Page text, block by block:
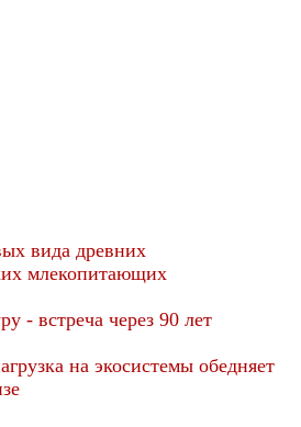
вида древних
млекопитающих
- встреча через 90 лет
на экосистемы обедняет